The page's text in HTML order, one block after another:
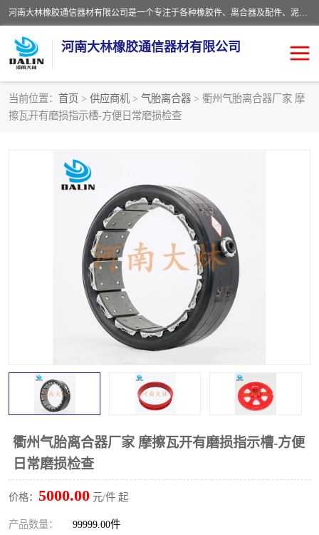
河南大林橡胶通信器材有限公司是一个专注于各种橡胶件、离合器及配件、泥浆泵及配件等产品设计制造和加工的企业。产品应用于矿山、冶金、石油、钢铁、化工、水泥、船舶、造纸、通用机械等各种大功率机械传动或制动装置。
河南大林橡胶通信器材有限公司
当前位置： 首页 > 供应商机 > 气胎离合器 > 衢州气胎离合器厂家 摩
擦瓦开有磨损指示槽-方便日常磨损检查
衢州气胎离合器厂家 摩擦瓦开有磨损指示槽-方便
日常磨损检查
价格： 5000.00 元/件 起
产品数量： 99999.00件
推盘离合器 通风离合器
VC离合器
PO隔膜离合器 气胎离合器
泥浆泵空气包胶囊 气动元件
DY隔膜式离合器 CB离合器
实芯轮胎
联轴器
液力端配件